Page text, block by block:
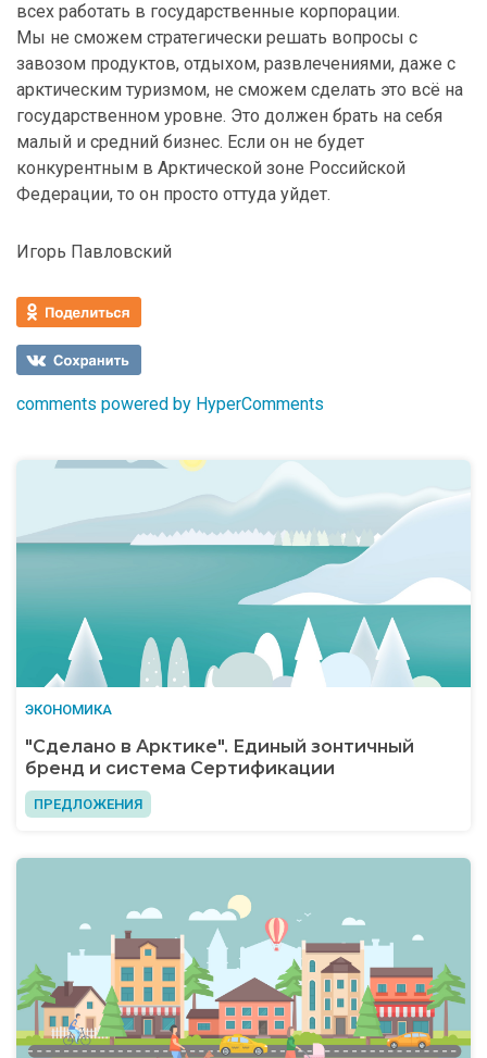
всех работать в государственные корпорации.
Мы не сможем стратегически решать вопросы с
завозом продуктов, отдыхом, развлечениями, даже с
арктическим туризмом, не сможем сделать это всё на
государственном уровне. Это должен брать на себя
малый и средний бизнес. Если он не будет
конкурентным в Арктической зоне Российской
Федерации, то он просто оттуда уйдет.
Игорь Павловский
comments powered by HyperComments
ЭКОНОМИКА
"Сделано в Арктике". Единый зонтичный
бренд и система Сертификации
ПРЕДЛОЖЕНИЯ